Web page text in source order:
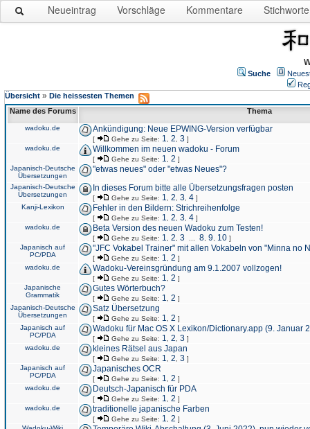
Neueintrag Vorschläge Kommentare Stichworte
Suche
Übersicht » Die heissesten Themen
Name des Forums
Thema
wadoku.de Ankündigung: Neue EPWING-Version verfügbar
[ Gehe zu Seite: 1 2 3 ]
wadoku.de
Willkommen im neuen wadoku - Forum
[ Gehe zu Seite: 1 2 ]
Japanisch-Deutsche
Übersetzungen
"etwas neues" oder "etwas Neues"?
Japanisch-Deutsche
Übersetzungen
In dieses Forum bitte alle Übersetzungsfragen posten
[ Gehe zu Seite: 1 2 3 4 ]
Kanji-Lexikon
Fehler in den Bildern: Strichreihenfolge
[ Gehe zu Seite: 1 2 3 4 ]
wadoku.de
Beta Version des neuen Wadoku zum Testen!
[ Gehe zu Seite: 1 2 3 8 9 10 ]
Japanisch auf
PC/PDA
"JFC Vokabel Trainer" mit allen Vokabeln von "Minna no
[ Gehe zu Seite: 1 2 ]
wadoku.de
Wadoku-Vereinsgründung am 9.1.2007 vollzogen!
[ Gehe zu Seite: 1 2 ]
Japanische
Grammatik
Gutes Wörterbuch?
[ Gehe zu Seite: 1 2 ]
Japanisch-Deutsche
Übersetzungen
Satz Übersetzung
[ Gehe zu Seite: 1 2 ]
Japanisch auf
PC/PDA
Wadoku für Mac OS X Lexikon/Dictionary.app (9. Januar
[ Gehe zu Seite: 1 2 3 ]
wadoku.de
kleines Rätsel aus Japan
[ Gehe zu Seite: 1 2 3 ]
Japanisch auf
PC/PDA
Japanisches OCR
[ Gehe zu Seite: 1 2 ]
wadoku.de
Deutsch-Japanisch für PDA
[ Gehe zu Seite: 1 2 ]
wadoku.de
traditionelle japanische Farben
[ Gehe zu Seite: 1 2 ]